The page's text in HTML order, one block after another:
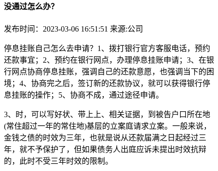
没通过怎么办？
发布时间：2023-03-06 16:51:51 来源:公司
停息挂账自己怎么去申请？1、拨打银行官方客服电话，预约
还款事宜；2、预约在银行网点，办理停息挂账申请；3、在银
行网点协商停息挂账，强调自己的还款意愿，也强调当下的困
境；4、协商完之后，签订新的还款协议，就可以获得银行停
息挂账的操作；5、协商不成，通过途径申请。
3、时，可以写好状、带上上、相关证据，到被告户口所在地
(常住超过一年的常住地)基层的立案庭请求立案。一般来说，
金钱之债的时效为三年，也就是说从还款届满之日起经过三
年，就不予保护了，但如果债务人出庭应诉未提出时效抗辩
的，此时不受三年时效的限制。